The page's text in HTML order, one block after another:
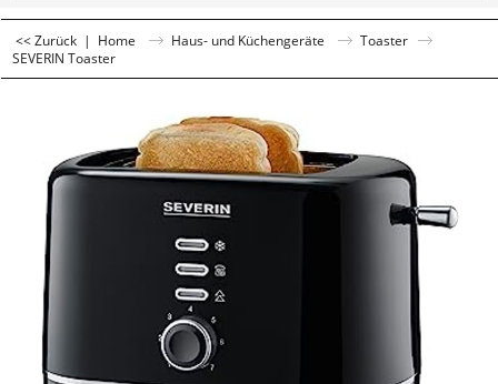
<< Zurück | Home Haus- und Küchengeräte
Toaster
SEVERIN Toaster